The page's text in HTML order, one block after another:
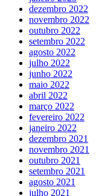
dezembro 2022
novembro 2022
outubro 2022
setembro 2022
agosto 2022
julho 2022
junho 2022
maio 2022
abril 2022
março 2022
fevereiro 2022
janeiro 2022
dezembro 2021
novembro 2021
outubro 2021
setembro 2021
agosto 2021
julho 2021